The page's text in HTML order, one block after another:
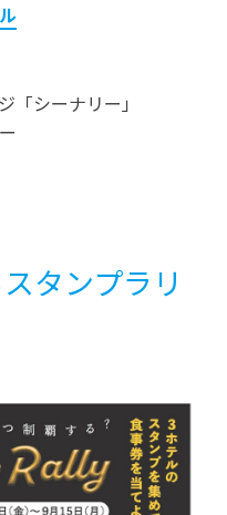
「シーナリー」
タンプラリ